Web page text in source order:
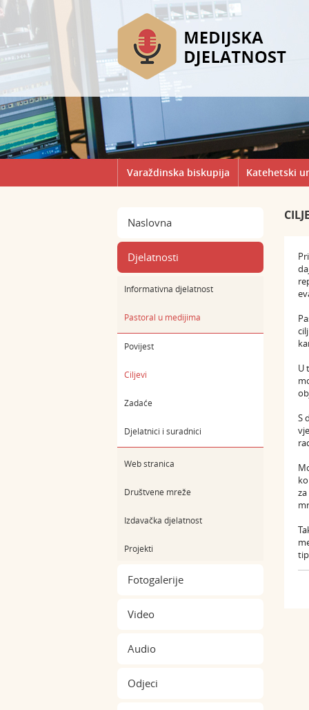
Varaždinska biskupija Katehetski
Naslovna
Djelatnosti
Informativna djelatnost
Pastoral u medijima
Povijest
Ciljevi
Zadaće
Djelatnici i suradnici
Web stranica
Društvene mreže
Izdavačka djelatnost
Projekti
Fotogalerije
Video
Audio
Odjeci
U
S